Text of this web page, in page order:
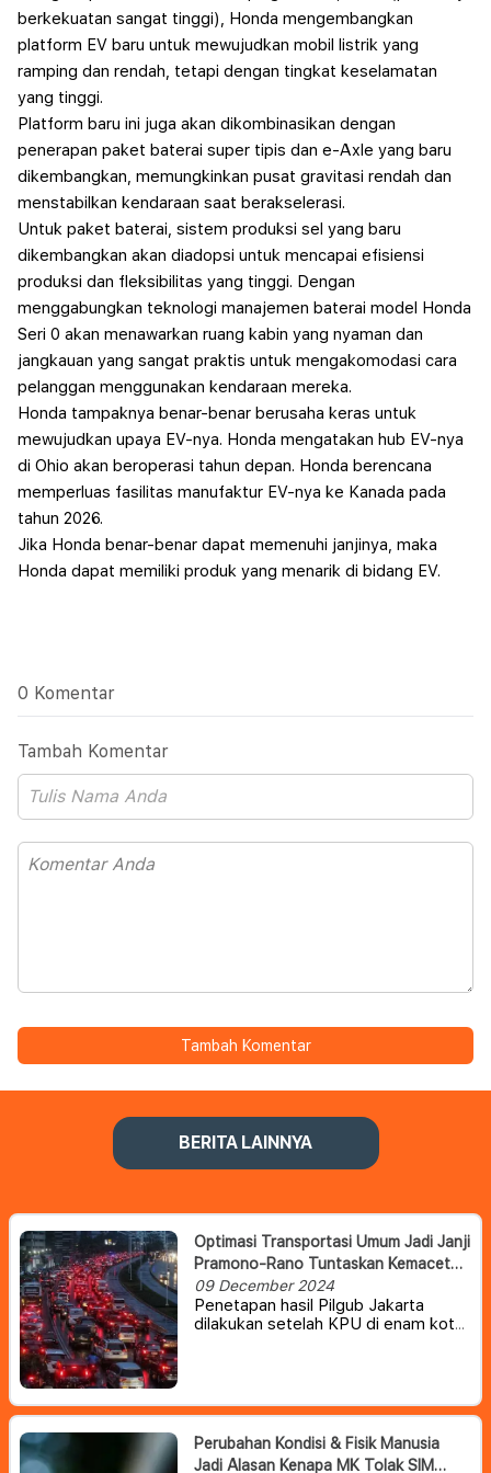
berkekuatan sangat tinggi), Honda mengembangkan
platform EV baru untuk mewujudkan mobil listrik yang
ramping dan rendah, tetapi dengan tingkat keselamatan
yang tinggi.
Platform baru ini juga akan dikombinasikan dengan
penerapan paket baterai super tipis dan e-Axle yang baru
dikembangkan, memungkinkan pusat gravitasi rendah dan
menstabilkan kendaraan saat berakselerasi.
Untuk paket baterai, sistem produksi sel yang baru
dikembangkan akan diadopsi untuk mencapai efisiensi
produksi dan fleksibilitas yang tinggi. Dengan
menggabungkan teknologi manajemen baterai model Honda
Seri 0 akan menawarkan ruang kabin yang nyaman dan
jangkauan yang sangat praktis untuk mengakomodasi cara
pelanggan menggunakan kendaraan mereka.
Honda tampaknya benar-benar berusaha keras untuk
mewujudkan upaya EV-nya. Honda mengatakan hub EV-nya
di Ohio akan beroperasi tahun depan. Honda berencana
memperluas fasilitas manufaktur EV-nya ke Kanada pada
tahun 2026.
Jika Honda benar-benar dapat memenuhi janjinya, maka
Honda dapat memiliki produk yang menarik di bidang EV.
0 Komentar
Tambah Komentar
Tambah Komentar
BERITA LAINNYA
Optimasi Transportasi Umum Jadi Janji
Pramono-Rano Tuntaskan Kemacetan
Jakarta
09 December 2024
Penetapan hasil Pilgub Jakarta
dilakukan setelah KPU di enam kota
Kabupaten Kepulauan Seribu
menyelesaikan rekapitulasi lebih
dulu.
Perubahan Kondisi & Fisik Manusia
Jadi Alasan Kenapa MK Tolak SIM